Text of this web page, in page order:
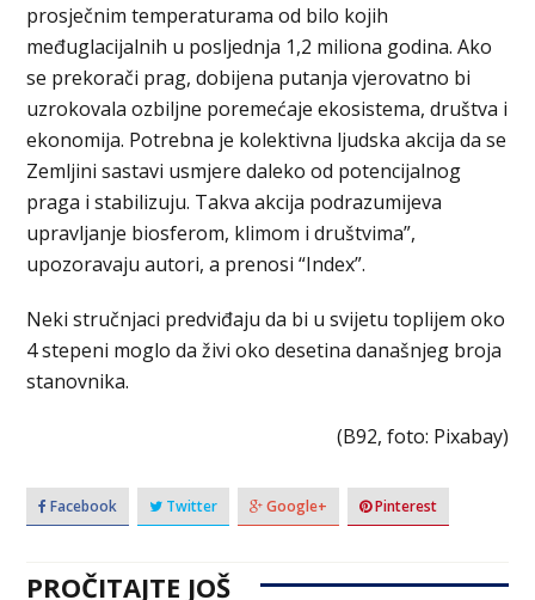
prosječnim temperaturama od bilo kojih
međuglacijalnih u posljednja 1,2 miliona godina. Ako
se prekorači prag, dobijena putanja vjerovatno bi
uzrokovala ozbiljne poremećaje ekosistema, društva i
ekonomija. Potrebna je kolektivna ljudska akcija da se
Zemljini sastavi usmjere daleko od potencijalnog
praga i stabilizuju. Takva akcija podrazumijeva
upravljanje biosferom, klimom i društvima”,
upozoravaju autori, a prenosi “Index”.
Neki stručnjaci predviđaju da bi u svijetu toplijem oko
4 stepeni moglo da živi oko desetina današnjeg broja
stanovnika.
(B92, foto: Pixabay)
Facebook Twitter Google+ Pinterest
PROČITAJTE JOŠ